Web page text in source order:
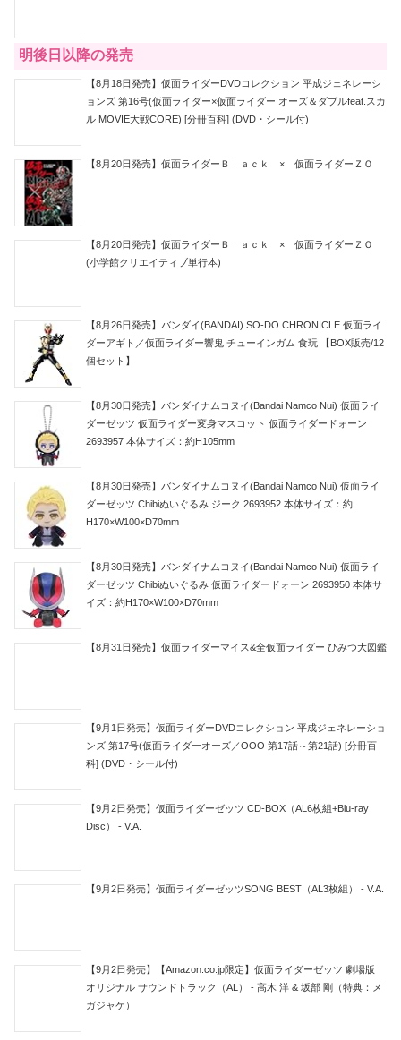
明後日以降の発売
【8月18日発売】仮面ライダーDVDコレクション 平成ジェネレーシ
ョンズ 第16号(仮面ライダー×仮面ライダー オーズ＆ダブルfeat.スカ
ル MOVIE大戦CORE) [分冊百科] (DVD・シール付)
【8月20日発売】仮面ライダーＢｌａｃｋ × 仮面ライダーＺＯ
【8月20日発売】仮面ライダーＢｌａｃｋ × 仮面ライダーＺＯ
(小学館クリエイティブ単行本)
【8月26日発売】バンダイ(BANDAI) SO-DO CHRONICLE 仮面ライ
ダーアギト／仮面ライダー響鬼 チューインガム 食玩 【BOX販売/12
個セット】
【8月30日発売】バンダイナムコヌイ(Bandai Namco Nui) 仮面ライ
ダーゼッツ 仮面ライダー変身マスコット 仮面ライダードォーン
2693957 本体サイズ：約H105mm
【8月30日発売】バンダイナムコヌイ(Bandai Namco Nui) 仮面ライ
ダーゼッツ Chibiぬいぐるみ ジーク 2693952 本体サイズ：約
H170×W100×D70mm
【8月30日発売】バンダイナムコヌイ(Bandai Namco Nui) 仮面ライ
ダーゼッツ Chibiぬいぐるみ 仮面ライダードォーン 2693950 本体サ
イズ：約H170×W100×D70mm
【8月31日発売】仮面ライダーマイス&全仮面ライダー ひみつ大図鑑
【9月1日発売】仮面ライダーDVDコレクション 平成ジェネレーショ
ンズ 第17号(仮面ライダーオーズ／OOO 第17話～第21話) [分冊百
科] (DVD・シール付)
【9月2日発売】仮面ライダーゼッツ CD-BOX（AL6枚組+Blu-ray
Disc） - V.A.
【9月2日発売】仮面ライダーゼッツSONG BEST（AL3枚組） - V.A.
【9月2日発売】【Amazon.co.jp限定】仮面ライダーゼッツ 劇場版
オリジナル サウンドトラック（AL） - 高木 洋 & 坂部 剛（特典：メ
ガジャケ）